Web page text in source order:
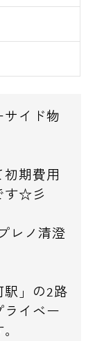
イド物
期費用
す☆彡
レノ清澄
駅」の2路
イベー